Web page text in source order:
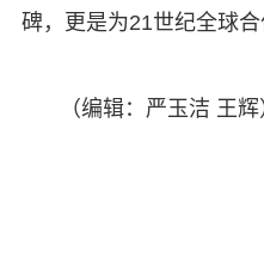
碑，更是为21世纪全球合
（编辑：严玉洁 王辉